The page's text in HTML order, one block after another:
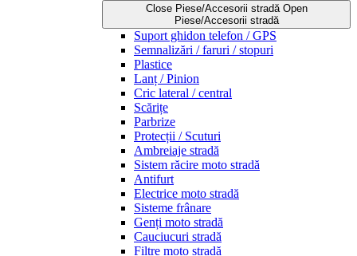
Close Piese/Accesorii stradă Open
Piese/Accesorii stradă
Suport ghidon telefon / GPS
Semnalizări / faruri / stopuri
Plastice
Lanț / Pinion
Cric lateral / central
Scărițe
Parbrize
Protecții / Scuturi
Ambreiaje stradă
Sistem răcire moto stradă
Antifurt
Electrice moto stradă
Sisteme frânare
Genți moto stradă
Cauciucuri stradă
Filtre moto stradă